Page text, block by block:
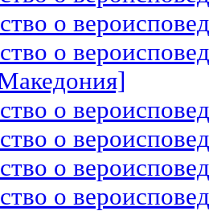
о
о
о
о
о
о